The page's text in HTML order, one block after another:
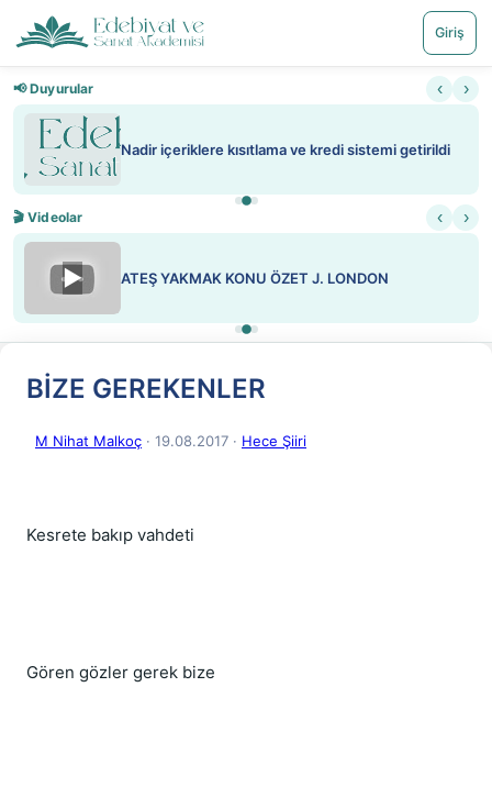
Giriş
📢 Duyurular ‹ ›
Nadir içeriklere kısıtlama ve kredi sistemi getirildi
🎬 Videolar ‹ ›
▶ ATEŞ YAKMAK KONU ÖZET J. LONDON
BİZE GEREKENLER
M Nihat Malkoç · 19.08.2017 · Hece Şiiri
Kesrete bakıp vahdeti
Gören gözler gerek bize